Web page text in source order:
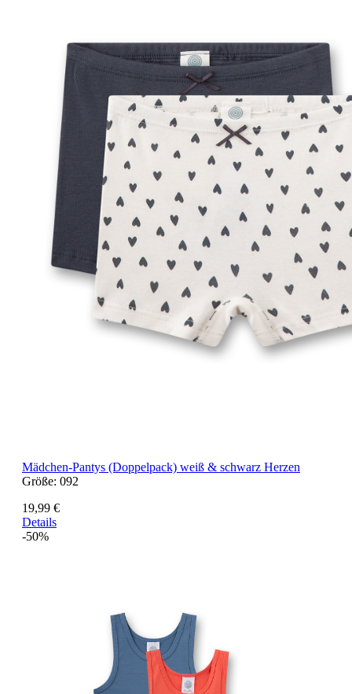
Mädchen-Pantys (Doppelpack) weiß & schwarz Herzen
Größe: 092
19,99 €
Details
-50%